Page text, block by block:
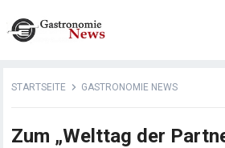
STARTSEITE GASTRONOMIE NEWS
Zum „Welttag der